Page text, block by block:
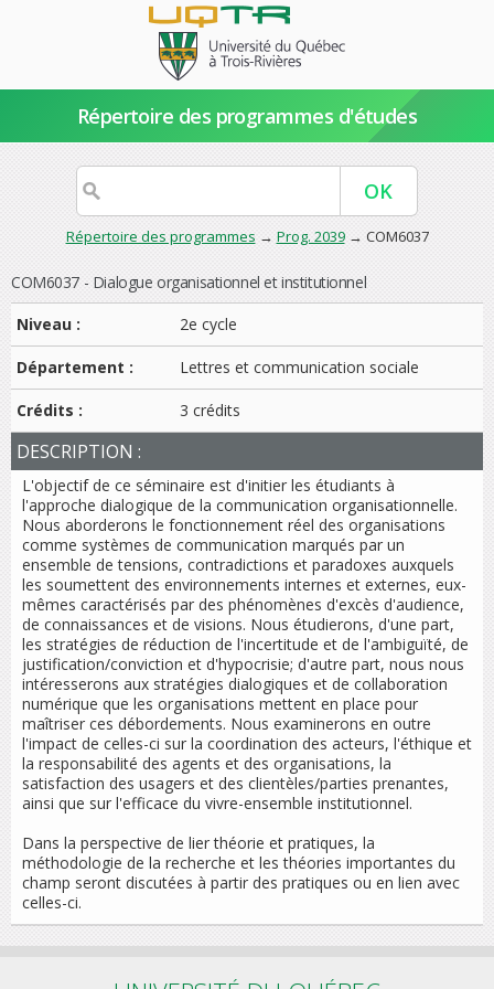
Répertoire des programmes d'études
Répertoire des programmes → Prog. 2039→ COM6037
COM6037 - Dialogue organisationnel et institutionnel
Niveau :
2e cycle
Département : Lettres et communication sociale
Crédits : 3 crédits
DESCRIPTION :
L'objectif de ce séminaire est d'initier les étudiants à
l'approche dialogique de la communication organisationnelle.
Nous aborderons le fonctionnement réel des organisations
comme systèmes de communication marqués par un
ensemble de tensions, contradictions et paradoxes auxquels
les soumettent des environnements internes et externes, eux-
mêmes caractérisés par des phénomènes d'excès d'audience,
de connaissances et de visions. Nous étudierons, d'une part,
les stratégies de réduction de l'incertitude et de l'ambiguïté, de
justification/conviction et d'hypocrisie; d'autre part, nous nous
intéresserons aux stratégies dialogiques et de collaboration
numérique que les organisations mettent en place pour
maîtriser ces débordements. Nous examinerons en outre
l'impact de celles-ci sur la coordination des acteurs, l'éthique et
la responsabilité des agents et des organisations, la
satisfaction des usagers et des clientèles/parties prenantes,
ainsi que sur l'efficace du vivre-ensemble institutionnel.
Dans la perspective de lier théorie et pratiques, la
méthodologie de la recherche et les théories importantes du
champ seront discutées à partir des pratiques ou en lien avec
celles-ci.